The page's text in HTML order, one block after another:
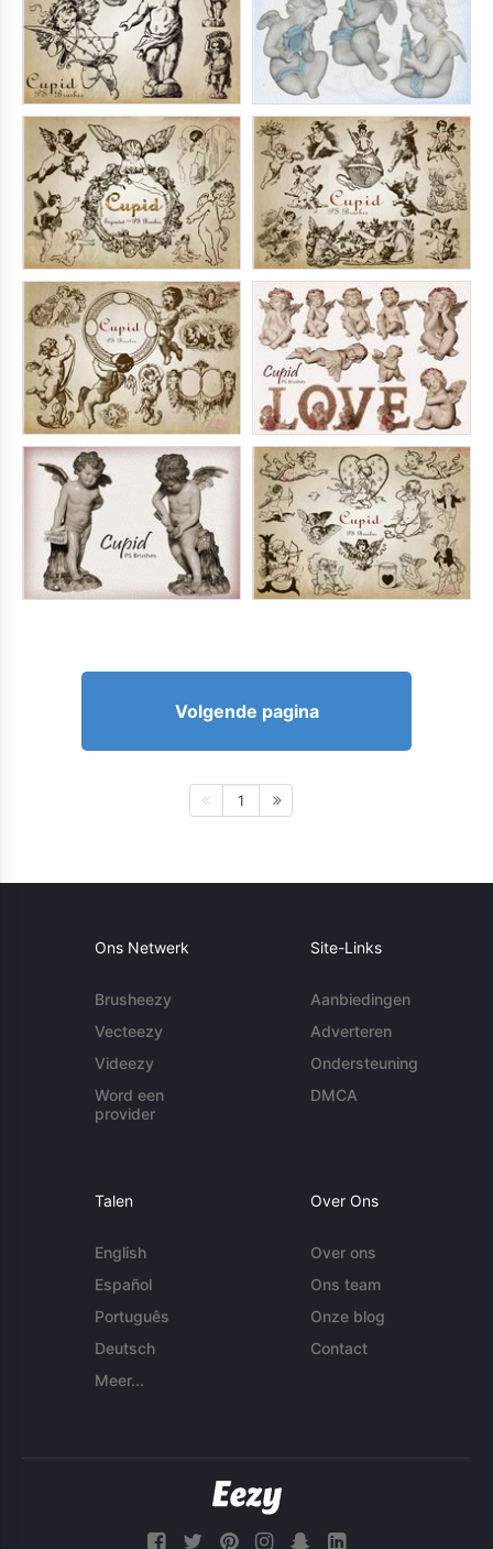
Volgende pagina
1
Ons Netwerk
Brusheezy
Vecteezy
Videezy
Word een
provider
Site-Links
Aanbiedingen
Adverteren
Ondersteuning
DMCA
Talen
English
Español
Português
Deutsch
Meer...
Over Ons
Over ons
Ons team
Onze blog
Contact